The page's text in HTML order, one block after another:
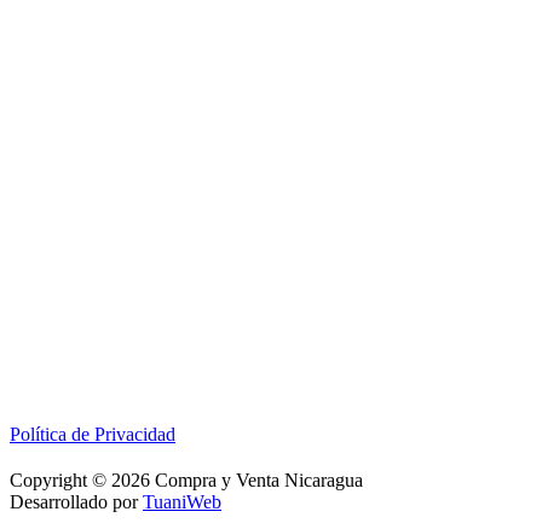
Política de Privacidad
Copyright © 2026 Compra y Venta Nicaragua
Desarrollado porTuaniWeb